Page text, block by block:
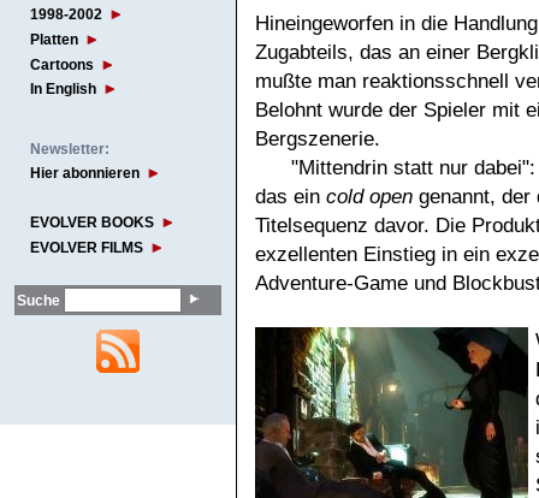
1998-2002
Platten
Cartoons
In English
Newsletter:
Hier abonnieren
EVOLVER BOOKS
EVOLVER FILMS
Suche
Hineingeworfen in die
Zugabteils, das an einer
mußte man reaktionsschnell
Belohnt wurde der Spieler mit
Bergszenerie.
"Mittendrin statt nur
das ein cold open genannt, der
Titelsequenz davor. Die
exzellenten Einstieg in ein
Adventure-Game und